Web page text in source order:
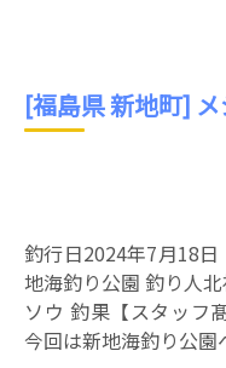
[福島県 新地町]
釣行日2024年7月18
地海釣り公園 釣り人
ソウ 釣果【スタッフ
今回は新地海釣り公園